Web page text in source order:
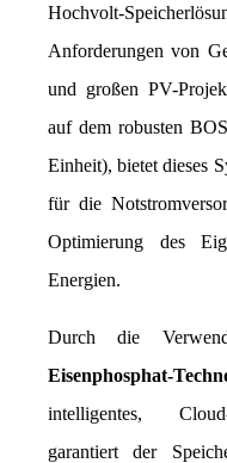
Hochvolt-
Anforderungen von
und großen PV-
auf dem robusten
Einheit), bietet dieses
für die
Optimierung des
Energien.
Durch die
Eisenphosphat-
intelligentes,
garantiert der